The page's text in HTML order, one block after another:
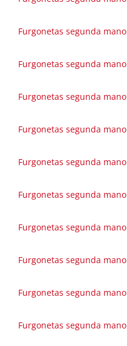
Furgonetas segunda
Furgonetas segunda
Furgonetas segunda
Furgonetas segunda
Furgonetas segunda mano
Furgonetas segunda
Furgonetas segunda
Furgonetas segunda
Furgonetas segunda
Furgonetas segunda